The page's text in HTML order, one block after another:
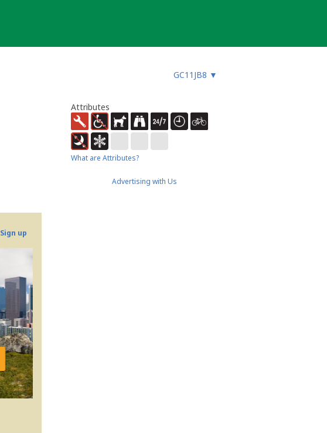
GC11JB8 ▼
Sign up
Attributes
What are Attributes?
Advertising with Us